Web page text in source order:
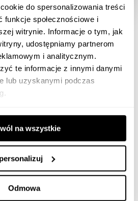
do spersonalizowania treści
funkcje społecznościowe i
witrynie. Informacje o tym, jak
udostępniamy partnerom
i analitycznym.
te informacje z innymi danymi
lub uzyskanymi podczas
na wszystkie
Odmowa
artykuły
wiedzieć o AI Act przed